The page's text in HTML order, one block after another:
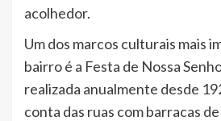
acolhedor.
Um dos marcos culturais mais
bairro é a Festa de Nossa
realizada anualmente desde
conta das ruas com barracas